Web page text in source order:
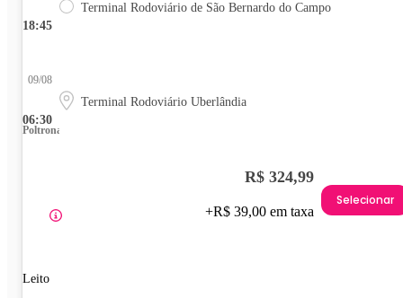
18:45
Terminal Rodoviário de São Bernardo do Campo
06:30
09/08
Terminal Rodoviário Uberlândia
Poltrona
Leito
R$ 324,99
+R$ 39,00 em taxa
Selecionar